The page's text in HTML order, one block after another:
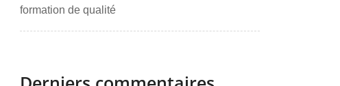
formation de qualité